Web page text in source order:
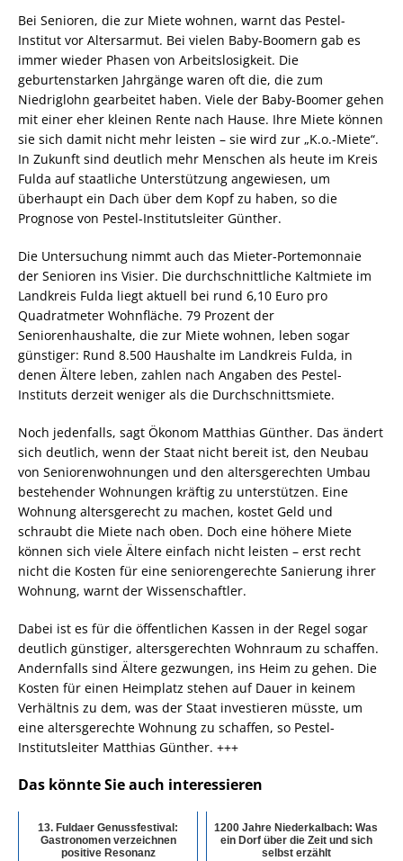
Bei Senioren, die zur Miete wohnen, warnt das Pestel-
Institut vor Altersarmut. Bei vielen Baby-Boomern gab es
immer wieder Phasen von Arbeitslosigkeit. Die
geburtenstarken Jahrgänge waren oft die, die zum
Niedriglohn gearbeitet haben. Viele der Baby-Boomer gehen
mit einer eher kleinen Rente nach Hause. Ihre Miete können
sie sich damit nicht mehr leisten – sie wird zur „K.o.-Miete“.
In Zukunft sind deutlich mehr Menschen als heute im Kreis
Fulda auf staatliche Unterstützung angewiesen, um
überhaupt ein Dach über dem Kopf zu haben, so die
Prognose von Pestel-Institutsleiter Günther.
Die Untersuchung nimmt auch das Mieter-Portemonnaie
der Senioren ins Visier. Die durchschnittliche Kaltmiete im
Landkreis Fulda liegt aktuell bei rund 6,10 Euro pro
Quadratmeter Wohnfläche. 79 Prozent der
Seniorenhaushalte, die zur Miete wohnen, leben sogar
günstiger: Rund 8.500 Haushalte im Landkreis Fulda, in
denen Ältere leben, zahlen nach Angaben des Pestel-
Instituts derzeit weniger als die Durchschnittsmiete.
Noch jedenfalls, sagt Ökonom Matthias Günther. Das ändert
sich deutlich, wenn der Staat nicht bereit ist, den Neubau
von Seniorenwohnungen und den altersgerechten Umbau
bestehender Wohnungen kräftig zu unterstützen. Eine
Wohnung altersgerecht zu machen, kostet Geld und
schraubt die Miete nach oben. Doch eine höhere Miete
können sich viele Ältere einfach nicht leisten – erst recht
nicht die Kosten für eine seniorengerechte Sanierung ihrer
Wohnung, warnt der Wissenschaftler.
Dabei ist es für die öffentlichen Kassen in der Regel sogar
deutlich günstiger, altersgerechten Wohnraum zu schaffen.
Andernfalls sind Ältere gezwungen, ins Heim zu gehen. Die
Kosten für einen Heimplatz stehen auf Dauer in keinem
Verhältnis zu dem, was der Staat investieren müsste, um
eine altersgerechte Wohnung zu schaffen, so Pestel-
Institutsleiter Matthias Günther. +++
Das könnte Sie auch interessieren
13. Fuldaer Genussfestival:
Gastronomen verzeichnen
positive Resonanz
1200 Jahre Niederkalbach: Was
ein Dorf über die Zeit und sich
selbst erzählt